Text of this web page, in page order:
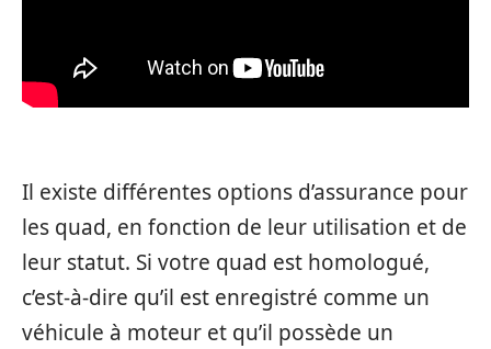
Il existe différentes options d’assurance pour
les quad, en fonction de leur utilisation et de
leur statut. Si votre quad est homologué,
c’est-à-dire qu’il est enregistré comme un
véhicule à moteur et qu’il possède un